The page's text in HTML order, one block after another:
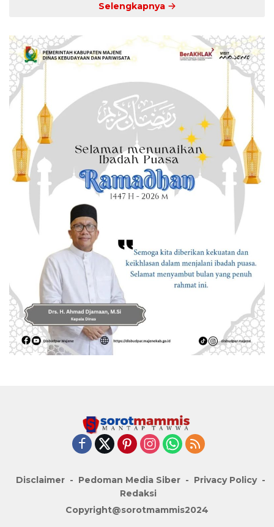
Selengkapnya
Disclaimer Pedoman Media Siber
Privacy Policy
Redaksi
Copyright@sorotmammis2024